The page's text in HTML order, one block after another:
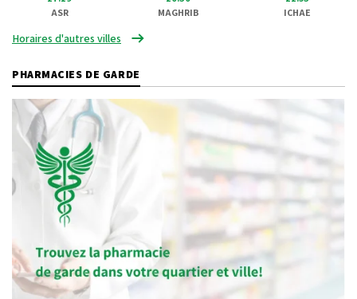
ASR
MAGHRIB
ICHAE
Horaires d'autres villes
PHARMACIES DE GARDE